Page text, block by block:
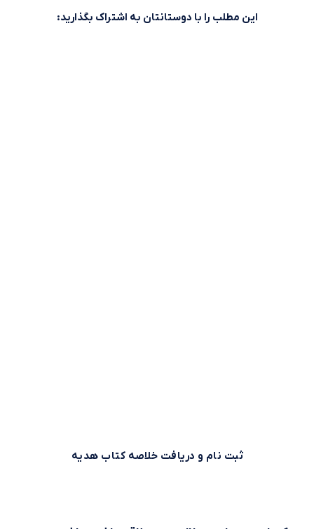
این مطلب را با دوستانتان به اشتراک بگذارید:
ثبت نام و دریافت خلاصه کتاب هدیه